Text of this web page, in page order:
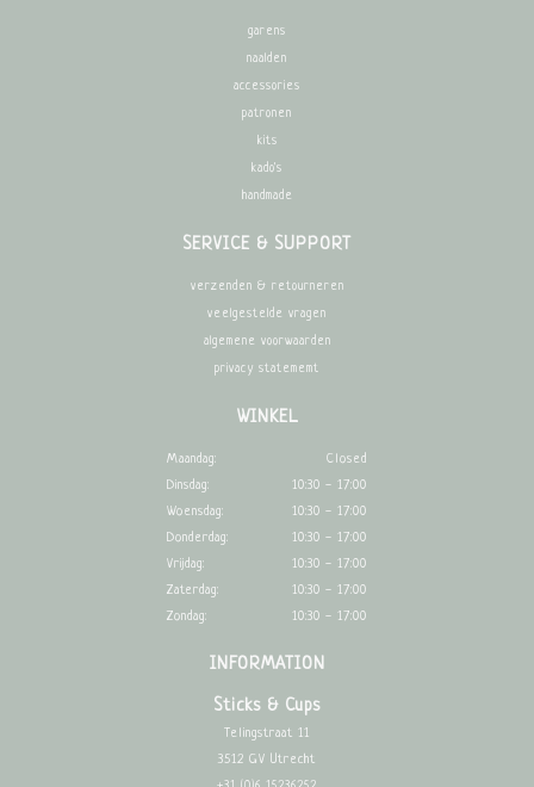
garens
naalden
accessories
patronen
kits
kado's
handmade
SERVICE & SUPPORT
verzenden & retourneren
veelgestelde vragen
algemene voorwaarden
privacy statememt
WINKEL
Maandag:
Closed
Dinsdag:
10:30 - 17:00
Woensdag:
10:30 - 17:00
Donderdag:
10:30 - 17:00
Vrijdag:
10:30 - 17:00
Zaterdag:
10:30 - 17:00
Zondag:
10:30 - 17:00
INFORMATION
Sticks & Cups
Telingstraat 11
3512 GV Utrecht